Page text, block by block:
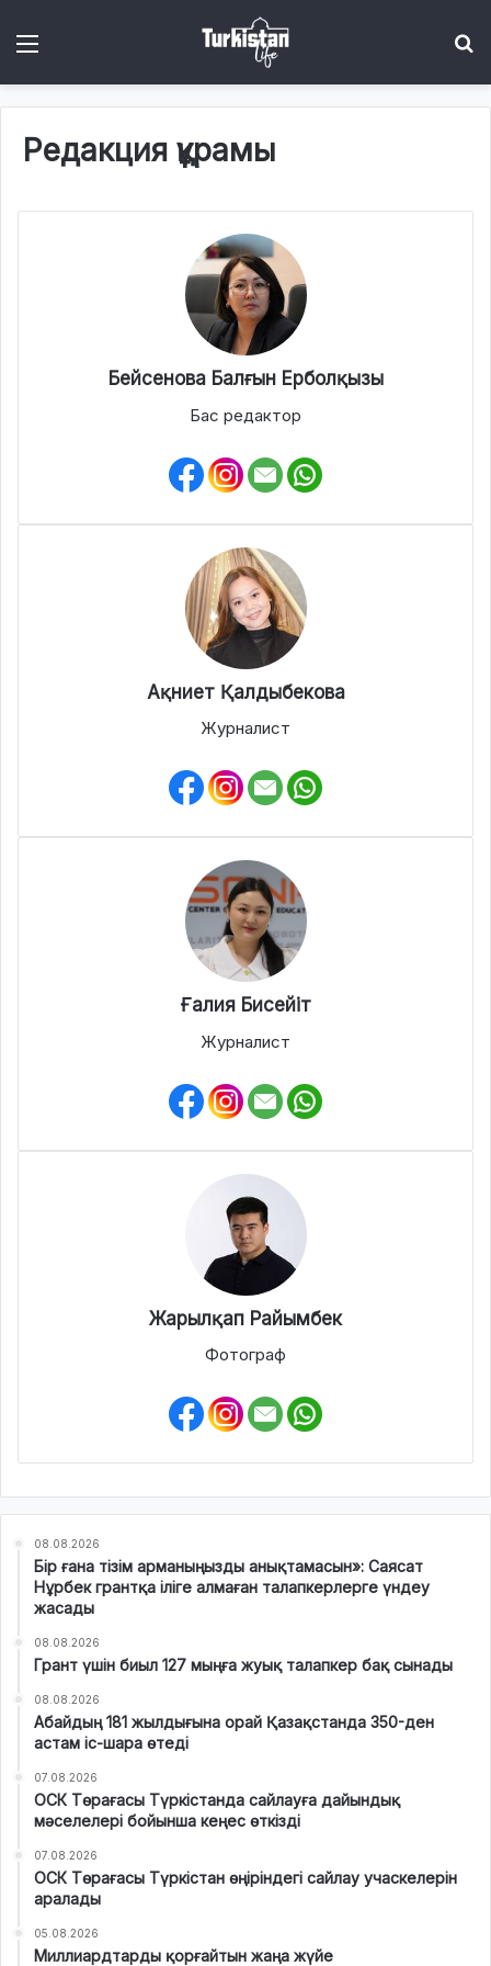
Редакция құрамы
Бейсенова Балғын Ерболқызы
Бас редактор
Ақниет Қалдыбекова
Журналист
Ғалия Бисейіт
Журналист
Жарылқап Райымбек
Фотограф
08.08.2026
Бір ғана тізім арманыңызды анықтамасын»: Саясат
Нұрбек грантқа іліге алмаған талапкерлерге үндеу
жасады
08.08.2026
Грант үшін биыл 127 мыңға жуық талапкер бақ сынады
08.08.2026
Абайдың 181 жылдығына орай Қазақстанда 350-ден
астам іс-шара өтеді
07.08.2026
ОСК Төрағасы Түркістанда сайлауға дайындық
мәселелері бойынша кеңес өткізді
07.08.2026
ОСК Төрағасы Түркістан өңіріндегі сайлау учаскелерін
аралады
05.08.2026
Миллиардтарды қорғайтын жаңа жүйе